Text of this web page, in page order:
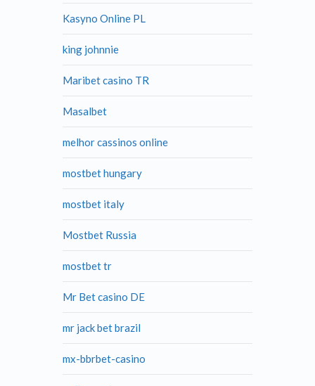
Kasyno Online PL
king johnnie
Maribet casino TR
Masalbet
melhor cassinos online
mostbet hungary
mostbet italy
Mostbet Russia
mostbet tr
Mr Bet casino DE
mr jack bet brazil
mx-bbrbet-casino